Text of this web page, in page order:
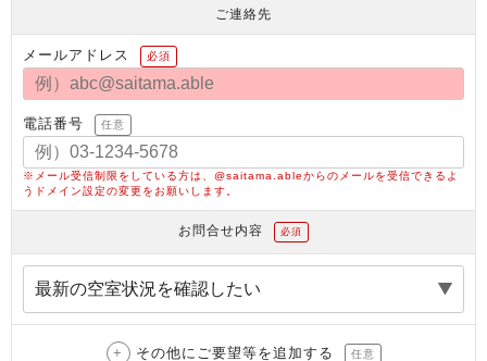
ご連絡先
メールアドレス 必須
電話番号 任意
※メール受信制限をしている方は、@saitama.ableからのメールを受信できるよ
うドメイン設定の変更をお願いします。
お問合せ内容 必須
その他にご要望等を追加する 任意